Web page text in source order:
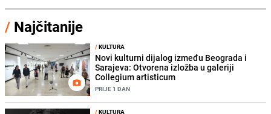
/ Najčitanije
/KULTURA
Novi kulturni dijalog između Beograda i
Sarajeva: Otvorena izložba u galeriji
Collegium artisticum
PRIJE 1 DAN
/KULTURA